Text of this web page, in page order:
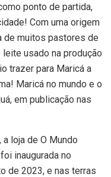
ponto de partida,
Com uma origem
de muitos pastores de
usado na produção
trazer para Maricá a
Maricá no mundo e o
em publicação nas
loja de O Mundo
inaugurada no
de 2023, e nas terras